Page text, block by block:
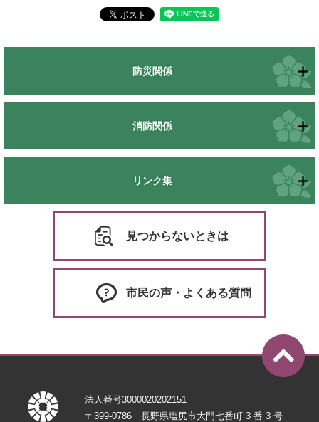
防災関係
消防関係
リンク集
見つからないときは
市民の声・よくある質問
法人番号3000020202151
〒399-0786 長野県塩尻市大門七番町 3 番 3 号